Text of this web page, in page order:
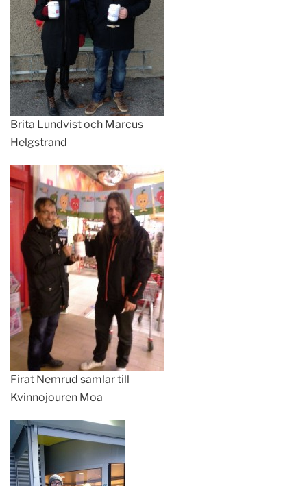
Brita Lundvist och Marcus
Helgstrand
Firat Nemrud samlar till
Kvinnojouren Moa